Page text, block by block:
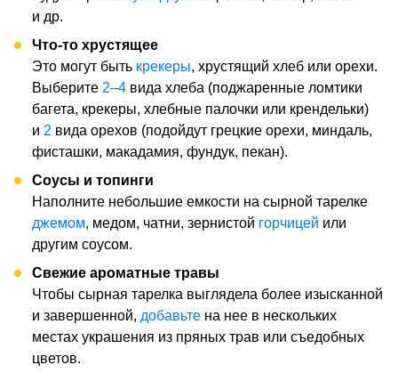
и др.
Что-то хрустящее
Это могут быть крекеры, хрустящий хлеб или орехи.
Выберите 2–4 вида хлеба (поджаренные ломтики
багета, крекеры, хлебные палочки или крендельки)
и 2 вида орехов (подойдут грецкие орехи, миндаль,
фисташки, макадамия, фундук, пекан).
Соусы и топинги
Наполните небольшие емкости на сырной тарелке
джемом, медом, чатни, зернистой горчицей или
другим соусом.
Свежие ароматные травы
Чтобы сырная тарелка выглядела более изысканной
и завершенной, добавьте на нее в нескольких
местах украшения из пряных трав или съедобных
цветов.